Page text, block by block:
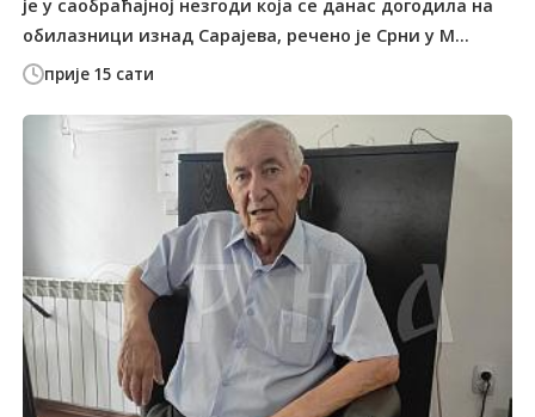
прије 15 сати
је у саобраћајној незгоди која се данас догодила на
обилазници изнад Сарајева, речено је Срни у М...